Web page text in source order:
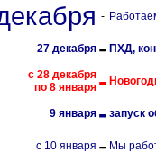
-
27 декабря - ПХД,
с 28 декабря
по 8 января -
9 января - запуск
с 10 января - Мы